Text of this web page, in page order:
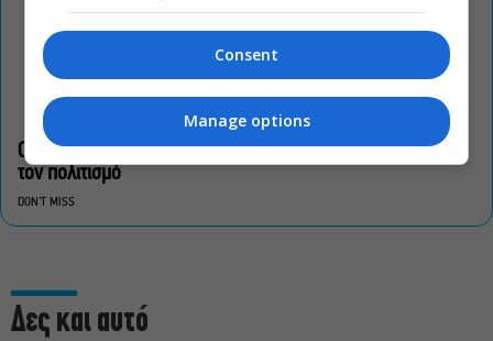
Οι «Τρωάδες» στην Επίδαυρο αλλάζουν την αντίληψη για
τον πολιτισμό
DON'T MISS
Δες και αυτό
Consent
Manage options